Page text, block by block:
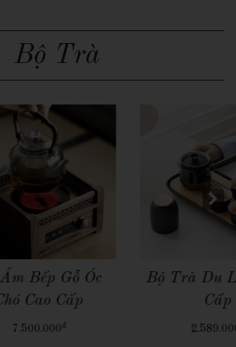
Bộ Trà
Óc
Quick View
Bộ Trà Du Lịch Cao